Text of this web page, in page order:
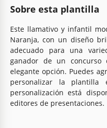
Sobre esta plantilla
Este llamativo y infantil
Naranja, con un diseño
adecuado para una
ganador de un concurso
elegante opción. Puedes
personalizar la
personalización está
editores de presentaciones.